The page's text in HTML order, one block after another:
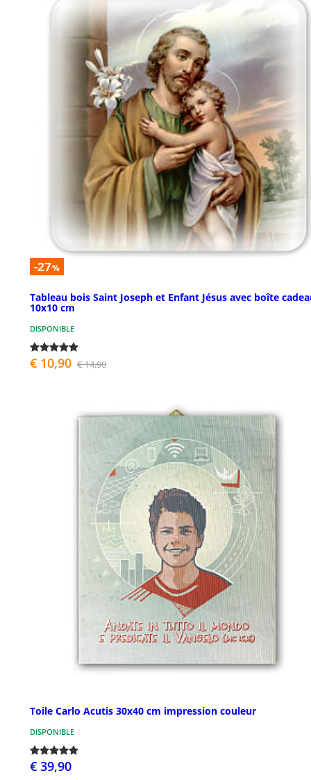
-27%
Tableau bois Saint Joseph et Enfant Jésus avec boîte
10x10 cm
DISPONIBLE
€ 10,90 € 14,90
Toile Carlo Acutis 30x40 cm impression couleur
DISPONIBLE
€ 39,90